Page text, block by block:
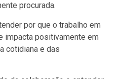
procurada.
por que o trabalho em
impacta positivamente em
cotidiana e das